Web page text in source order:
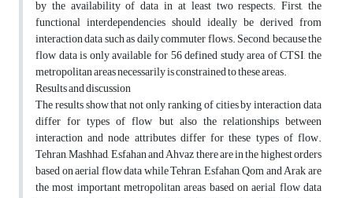
by the availability of data in at least two respects. First, the
functional interdependencies should ideally be derived from
interaction data such as daily commuter flows. Second, because the
flow data is only available for 56 defined study area of CTSI, the
metropolitan areas necessarily is constrained to these areas.
Results and discussion
The results show that not only ranking of cities by interaction data
differ for types of flow but also the relationships between
interaction and node attributes differ for these types of flow.
Tehran, Mashhad, Esfahan and Ahvaz there are in the highest orders
based on aerial flow data while Tehran, Esfahan, Qom and Arak are
the most important metropolitan areas based on aerial flow data